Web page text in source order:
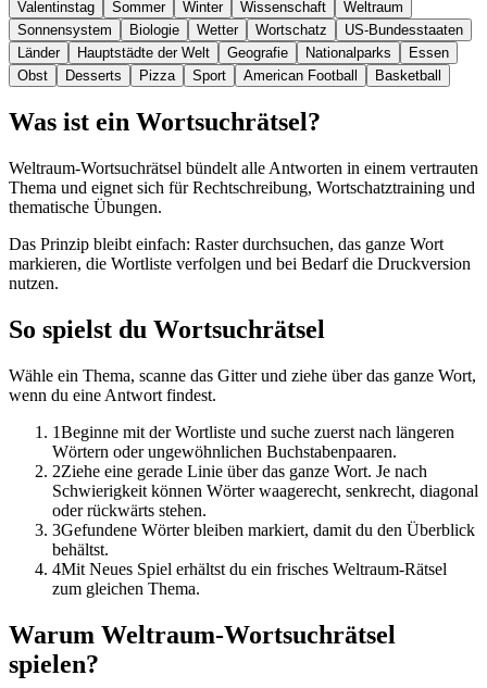
Valentinstag Sommer Winter Wissenschaft
Weltraum
Sonnensystem
Biologie Wetter Wortschatz
US-Bundesstaaten
Länder
Hauptstädte der Welt Geografie Nationalparks
Essen
Obst
Desserts Pizza Sport American Football Basketball
Was ist ein Wortsuchrätsel?
Weltraum-Wortsuchrätsel bündelt alle Antworten in einem vertrauten
Thema und eignet sich für Rechtschreibung, Wortschatztraining und
thematische Übungen.
Das Prinzip bleibt einfach: Raster durchsuchen, das ganze Wort
markieren, die Wortliste verfolgen und bei Bedarf die Druckversion
nutzen.
So spielst du Wortsuchrätsel
Wähle ein Thema, scanne das Gitter und ziehe über das ganze Wort,
wenn du eine Antwort findest.
1Beginne mit der Wortliste und suche zuerst nach längeren
Wörtern oder ungewöhnlichen Buchstabenpaaren.
2Ziehe eine gerade Linie über das ganze Wort. Je nach
Schwierigkeit können Wörter waagerecht, senkrecht, diagonal
oder rückwärts stehen.
3Gefundene Wörter bleiben markiert, damit du den Überblick
behältst.
4Mit Neues Spiel erhältst du ein frisches Weltraum-Rätsel
zum gleichen Thema.
Warum Weltraum-Wortsuchrätsel
spielen?